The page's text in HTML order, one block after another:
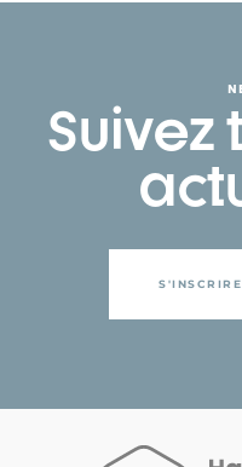
Suivez